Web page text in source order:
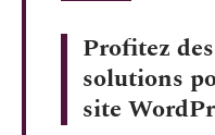
Profitez
solutions
site